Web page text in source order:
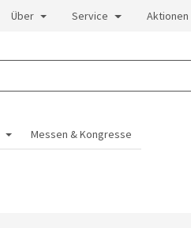
Über Service Aktionen
Messen & Kongresse